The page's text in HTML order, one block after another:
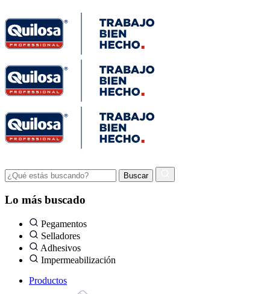
Lo más buscado
Pegamentos
Selladores
Adhesivos
Impermeabilización
Productos